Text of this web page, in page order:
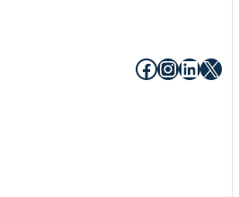
Facebook
X